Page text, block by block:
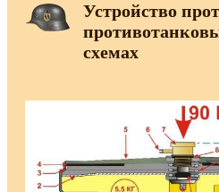
Устройство
схемах